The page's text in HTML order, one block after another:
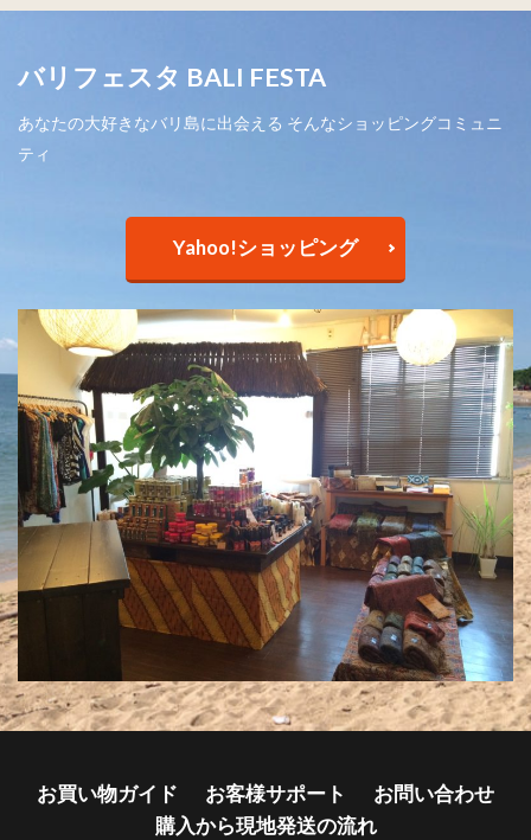
バリフェスタ BALI FESTA
あなたの大好きなバリ島に出会える そんなショッピングコミュニ
ティ
Yahoo!ショッピング
お買い物ガイド お客様サポート
お問い合わせ
購入から現地発送の流れ